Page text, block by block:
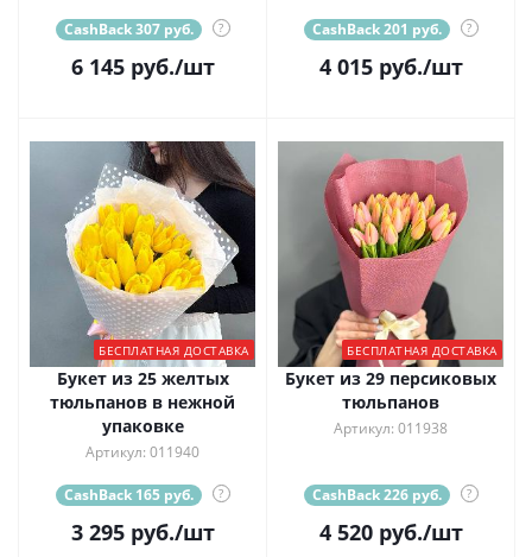
CashBack 307 руб. ?
6 145руб./шт
CashBack 201 руб. ?
4 015руб./шт
БЕСПЛАТНАЯ ДОСТАВКА
Букет из 25 желтых
тюльпанов в нежной
упаковке
Артикул: 011940
CashBack 165 руб. ?
3 295руб./шт
БЕСПЛАТНАЯ ДОСТАВКА
Букет из 29 персиковых
тюльпанов
Артикул: 011938
CashBack 226 руб. ?
4 520руб./шт